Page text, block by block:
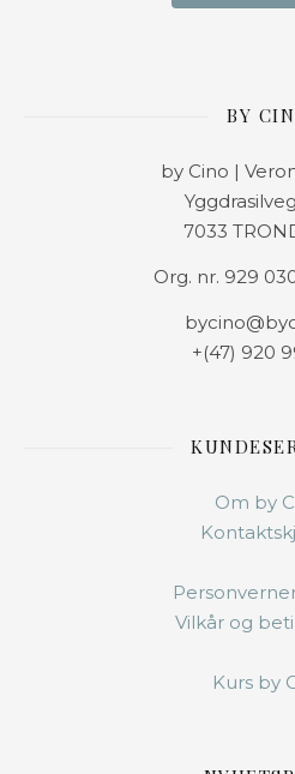
BY
by Cino |
7033
Org. nr. 929
+(47) 920
Om by
Vilkår og
Kurs by